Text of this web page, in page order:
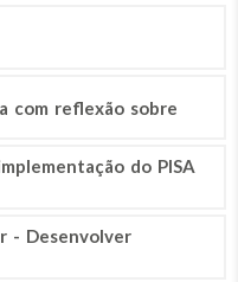
com reflexão sobre
do PISA
- Desenvolver